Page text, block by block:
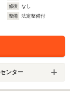
修復
なし
整備
法定整備付
ンター